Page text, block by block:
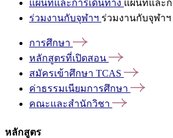
แผนที่และการเดินทาง แผนที่และก
ร่วมงานกับจุฬาฯ ร่วมงานกับจุฬาฯ
การศึกษา
หลักสูตรที่เปิดสอน
สมัครเข้าศึกษา TCAS
ค่าธรรมเนียมการศึกษา
คณะและสำนักวิชา
หลักสูตร